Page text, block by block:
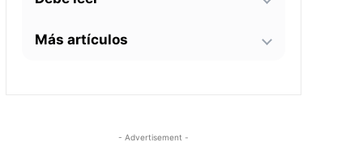
Bomberos advierten sobre
Más artículos
agosto 5, 2026
- Advertisement -